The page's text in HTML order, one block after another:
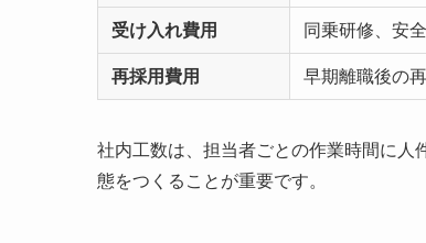
受け入れ費用 同乗研修、安
再採用費用 早期離職後の
社内工数は、担当者ごとの作業時間に人
態をつくることが重要です。